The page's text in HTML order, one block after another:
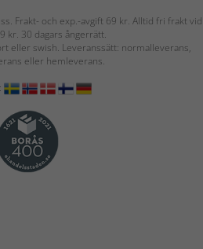
Frakt- och exp.-avgift 69 kr. Alltid fri frakt vid
kr. 30 dagars ångerrätt.
eller swish. Leveranssätt: normalleverans,
eller hemleverans.